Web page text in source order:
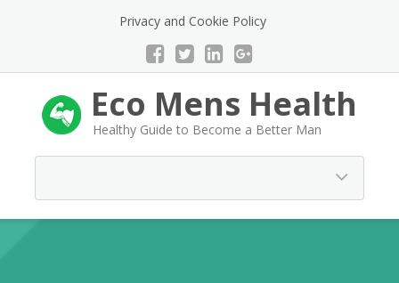
Privacy and Cookie Policy
Eco Mens Health
Healthy Guide to Become a Better Man